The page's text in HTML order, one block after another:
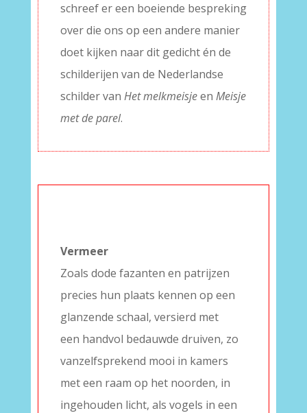
schreef er een boeiende bespreking
over die ons op een andere manier
doet kijken naar dit gedicht én de
schilderijen van de Nederlandse
schilder van Het melkmeisjeen Meisje
met de parel.
Vermeer
Zoals dode fazanten en patrijzen
precies hun plaats kennen op een
glanzende schaal, versierd met
een handvol bedauwde druiven, zo
vanzelfsprekend mooi in kamers
met een raam op het noorden, in
ingehouden licht, als vogels in een